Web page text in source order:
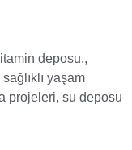
deposu.,
sağlıklı yaşam
projeleri, su deposu